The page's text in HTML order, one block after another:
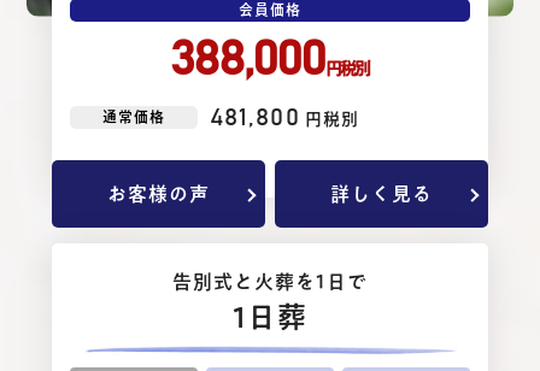
会員価格
388,000円税別
通常価格 481,800 円税別
お客様の声 詳しく見る
告別式と⽕葬を1⽇で
1日葬